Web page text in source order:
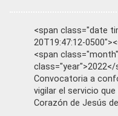
<span class="date
20T19:47:12-
<span
Convocatoria a
vigilar el servicio
Corazón de Jesús